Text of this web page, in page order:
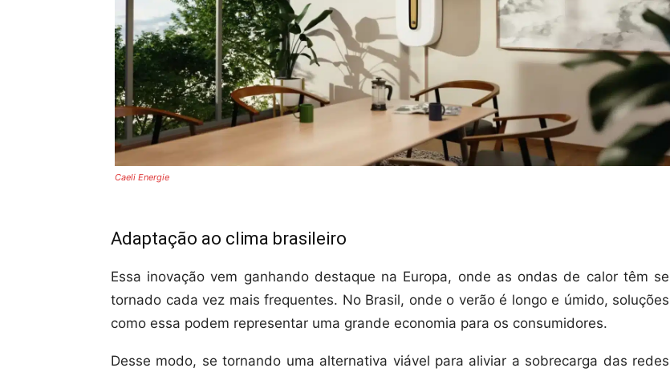
Caeli Energie
Adaptação ao clima brasileiro
Essa inovação vem ganhando destaque na Europa, onde as ondas de calor têm se
tornado cada vez mais frequentes. No Brasil, onde o verão é longo e úmido, soluções
como essa podem representar uma grande economia para os consumidores.
Desse modo, se tornando uma alternativa viável para aliviar a sobrecarga das redes